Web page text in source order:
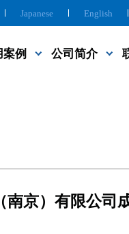
Japanese English
案例 公司简介
京）有限公司